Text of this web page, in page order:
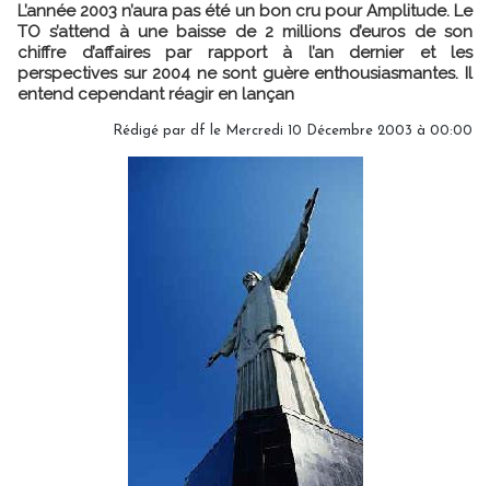
L’année 2003 n’aura pas été un bon cru pour Amplitude. Le
TO s’attend à une baisse de 2 millions d’euros de son
chiffre d’affaires par rapport à l’an dernier et les
perspectives sur 2004 ne sont guère enthousiasmantes. Il
entend cependant réagir en lançan
Rédigé par df le Mercredi 10 Décembre 2003 à 00:00